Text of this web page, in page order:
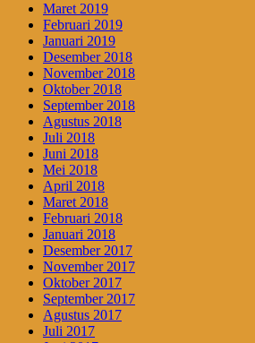
Maret 2019
Februari 2019
Januari 2019
Desember 2018
November 2018
Oktober 2018
September 2018
Agustus 2018
Juli 2018
Juni 2018
Mei 2018
April 2018
Maret 2018
Februari 2018
Januari 2018
Desember 2017
November 2017
Oktober 2017
September 2017
Agustus 2017
Juli 2017